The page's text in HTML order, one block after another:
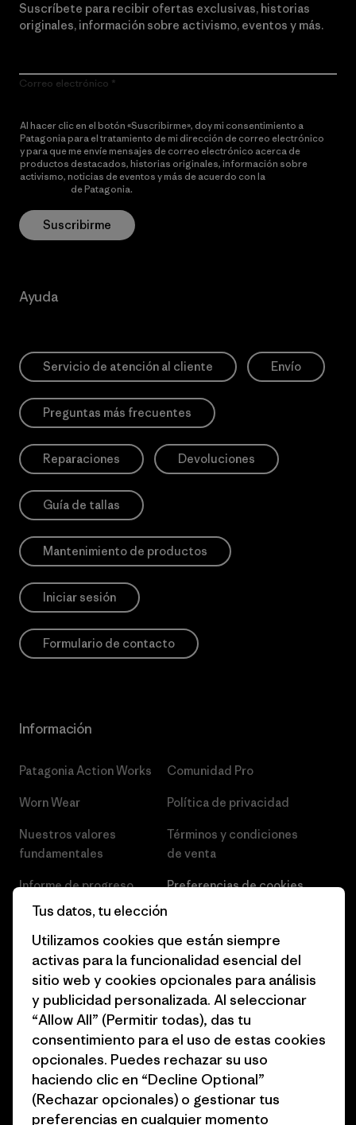
Suscríbete para recibir ofertas exclusivas, historias
originales, información sobre activismo, eventos y más.
Correo electrónico
Al hacer clic en el botón «Suscribirme», doy mi consentimiento a
Patagonia para el tratamiento de mi dirección de correo electrónico
y para que me envíe mensajes de correo electrónico acerca de
productos destacados, historias originales, información sobre
activismo, noticias de eventos y más de acuerdo con la
de Patagonia.
Suscribirme
Ayuda
Servicio de atención al cliente Envío
Preguntas más frecuentes
Reparaciones Devoluciones
Guía de tallas
Mantenimiento de productos
Iniciar sesión
Formulario de contacto
Información
Patagonia Action Works
Worn Wear
Nuestros valores
fundamentales
Informe de progreso
Business Unusual
Objetivos climáticos
1% for the Planet
Cómo financiamos
Tarjetas regalo
Encuentra una tienda
Comunidad Pro
Política de privacidad
Términos y condiciones
de venta
Preferencias de cookies
Empleo
Prensa
Programa para profesionales
del sector
Programa de afiliados
Mapa del sitio Patagonia
España
Tus datos, tu elección
Utilizamos cookies que están siempre
activas para la funcionalidad esencial del
sitio web y cookies opcionales para análisis
y publicidad personalizada. Al seleccionar
“Allow All” (Permitir todas), das tu
consentimiento para el uso de estas cookies
opcionales. Puedes rechazar su uso
haciendo clic en “Decline Optional”
(Rechazar opcionales) o gestionar tus
preferencias en cualquier momento